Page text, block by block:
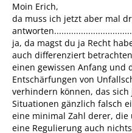
Moin Erich,
da muss ich jetzt aber mal
antworten................................
ja, da magst du ja Recht
auch differenziert
einen gewissen Anfang und
Entschärfungen von
verhindern können, das
Situationen gänzlich falsch
eine minimal Zahl derer,
eine Regulierung auch